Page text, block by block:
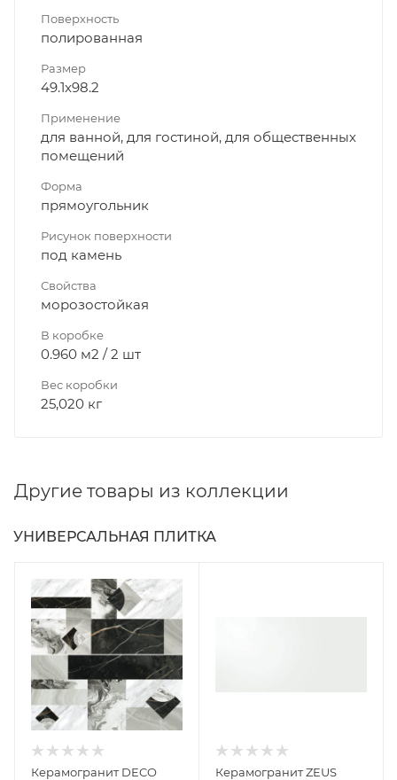
Поверхность
полированная
Размер
49.1x98.2
Применение
для ванной, для гостиной, для общественных
помещений
Форма
прямоугольник
Рисунок поверхности
под камень
Свойства
морозостойкая
В коробке
0.960 м2 / 2 шт
Вес коробки
25,020 кг
Другие товары из коллекции
УНИВЕРСАЛЬНАЯ ПЛИТКА
Керамогранит DECO
Керамогранит ZEUS